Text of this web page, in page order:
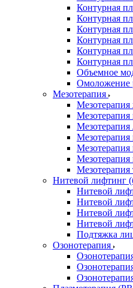
Контурная
Контурная
Контурная
Контурная
Контурная
Контурная
Объемное
Омоложение
Мезотерапия
Мезотерапия
Мезотерапия
Мезотерапия
Мезотерапия
Мезотерапия
Нитевой лифтинг
Нитевой
Нитевой
Нитевой
Нитевой
Подтяжка
Озонотерапия